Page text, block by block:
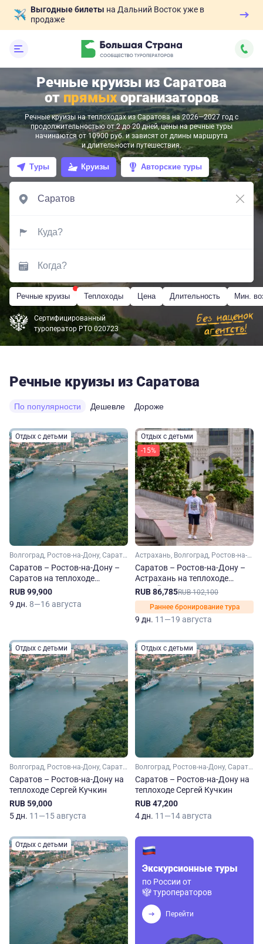
Выгодные билеты на Дальний Восток уже в
продаже
Речные круизы из Саратова
от прямых организаторов
Речные круизы на теплоходах из Саратова на 2026—2027 год с
продолжительностью от 2 до 20 дней, цены на речные туры
начинаются от 10900 руб. и зависят от длины маршрута
и длительности путешествия.
Туры Круизы Авторские туры
Речные круизы Теплоходы Цена Длительность Мин.
Сертифицированный
туроператор РТО 020723
Речные круизы из Саратова
По популярности Дешевле Дороже
Отдых с детьми
Волгоград, Ростов-на-Дону, Саратов
Саратов – Ростов-на-Дону –
Саратов на теплоходе
Александр Суворов
RUB 99,900
9 дн. 8—16 августа
Отдых с детьми
-15%
Астрахань, Волгоград, Ростов-на-Дону, Саратов
Саратов – Ростов-на-Дону –
Астрахань на теплоходе
Сергей Кучкин
RUB 86,785RUB 102,100
Раннее бронирование тура
9 дн. 11—19 августа
Отдых с детьми
Волгоград, Ростов-на-Дону, Саратов
Саратов – Ростов-на-Дону на
теплоходе Сергей Кучкин
RUB 59,000
5 дн. 11—15 августа
Отдых с детьми
Волгоград, Ростов-на-Дону, Саратов
Саратов – Ростов-на-Дону на
теплоходе Сергей Кучкин
RUB 47,200
4 дн. 11—14 августа
Отдых с детьми
Экскурсионные туры
по России от
туроператоров
Перейти